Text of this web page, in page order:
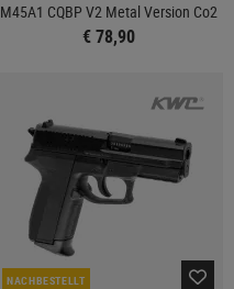
M45A1 CQBP V2 Metal Version Co2
€ 78,90
NACHBESTELLT